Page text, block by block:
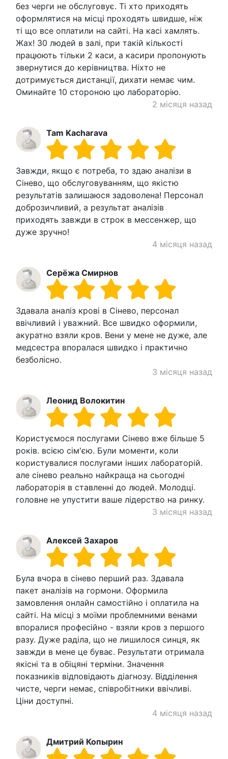
без черги не обслуговує. Ті хто приходять
оформлятися на місці проходять швидше, ніж
ті що все оплатили на сайті. На касі хамлять.
Жах! 30 людей в залі, при такій кількості
працюють тільки 2 каси, а касири пропонують
звернутися до керівництва. Ніхто не
дотримується дистанції, дихати немає чим.
Оминайте 10 стороною цю лабораторію.
2 місяця назад
Tam Kacharava
Завжди, якщо є потреба, то здаю аналізи в
Сінево, що обслуговуванням, що якістю
результатів залишаюся задоволена! Персонал
доброзичливий, а результат аналізів
приходять завжди в строк в мессенжер, що
дуже зручно!
4 місяця назад
Серёжа Смирнов
Здавала аналіз крові в Сінево, персонал
ввічливий і уважний. Все швидко оформили,
акуратно взяли кров. Вени у мене не дуже, але
медсестра впоралася швидко і практично
безболісно.
3 місяця назад
Леонид Волокитин
Користуємося послугами Сінево вже більше 5
років. всією сім'єю. Були моменти, коли
користувалися послугами інших лабораторій.
але сінево реально найкраща на сьогодні
лабораторія в ставленні до людей. Молодці.
головне не упустити ваше лідерство на ринку.
3 місяця назад
Алексей Захаров
Була вчора в сінево перший раз. Здавала
пакет аналізів на гормони. Оформила
замовлення онлайн самостійно і оплатила на
сайті. На місці з моїми проблемними венами
впоралися професійно - взяли кров з першого
разу. Дуже раділа, що не лишилося синця, як
завжди в мене це буває. Результати отримала
якісні та в обіцяні терміни. Значення
показників відповідають діагнозу. Відділення
чисте, черги немає, співробітники ввічливі.
Ціни доступні.
4 місяця назад
Дмитрий Копырин